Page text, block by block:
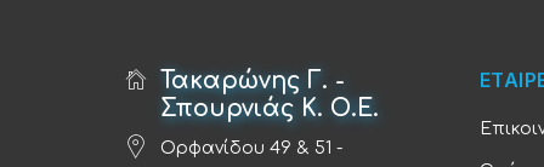
Τακαρώνης Γ. -
Σπουρνιάς Κ. Ο.Ε.
Ορφανίδου 49 & 51 -